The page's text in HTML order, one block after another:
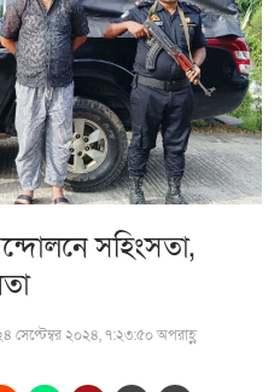
সহিংসতা,
সেপ্টেম্বর ২০২৪, ৭:২৩:৫০ অপরাহ্ণ